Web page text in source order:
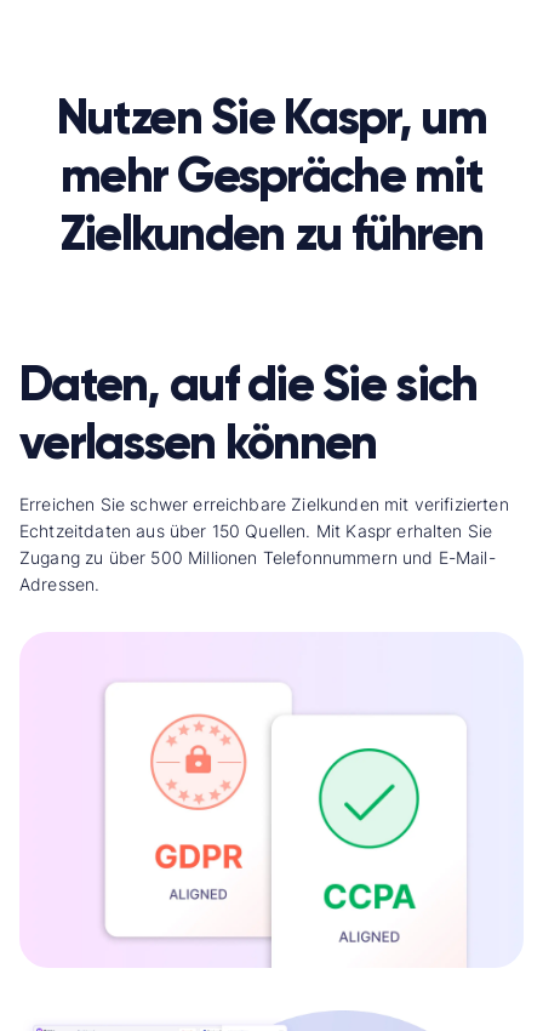
Nutzen Sie Kaspr, um
mehr Gespräche mit
Zielkunden zu führen
Daten, auf die Sie sich
verlassen können
Erreichen Sie schwer erreichbare Zielkunden mit verifizierten
Echtzeitdaten aus über 150 Quellen. Mit Kaspr erhalten Sie
Zugang zu über 500 Millionen Telefonnummern und E-Mail-
Adressen.